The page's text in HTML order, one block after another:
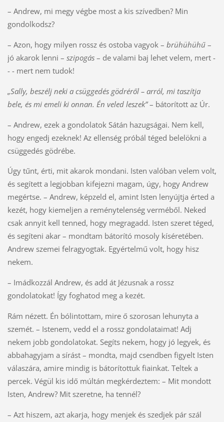
– Andrew, mi megy végbe most a kis szívedben? Min
gondolkodsz?
– Azon, hogy milyen rossz és ostoba vagyok – brühühühű–
jó akarok lenni – szipogás– de valami baj lehet velem, mert -
- - mert nem tudok!
„Sally, beszélj neki a csüggedés gödréről – arról, mi taszítja
bele, és mi emeli ki onnan. Én veled leszek”– bátorított az Úr.
– Andrew, ezek a gondolatok Sátán hazugságai. Nem kell,
hogy engedj ezeknek! Az ellenség próbál téged belelökni a
csüggedés gödrébe.
Úgy tűnt, érti, mit akarok mondani. Isten valóban velem volt,
és segített a legjobban kifejezni magam, úgy, hogy Andrew
megértse. – Andrew, képzeld el, amint Isten lenyújtja érted a
kezét, hogy kiemeljen a reménytelenség verméből. Neked
csak annyit kell tenned, hogy megragadd. Isten szeret téged,
és segíteni akar – mondtam bátorító mosoly kíséretében.
Andrew szemei felragyogtak. Egyértelmű volt, hogy hisz
nekem.
– Imádkozzál Andrew, és add át Jézusnak a rossz
gondolatokat! Így foghatod meg a kezét.
Rám nézett. Én bólintottam, mire ő szorosan lehunyta a
szemét. – Istenem, vedd el a rossz gondolataimat! Adj
nekem jobb gondolatokat. Segíts nekem, hogy jó legyek, és
abbahagyjam a sírást – mondta, majd csendben figyelt Isten
válaszára, amire mindig is bátorítottuk fiainkat. Teltek a
percek. Végül kis idő múltán megkérdeztem: – Mit mondott
Isten, Andrew? Mit szeretne, ha tennél?
– Azt hiszem, azt akarja, hogy menjek és szedjek pár szál